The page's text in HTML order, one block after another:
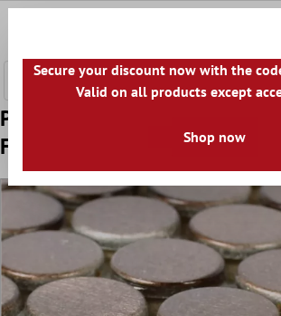
Padrão de Azulejo Mosaico
Fantom Botão Bronze
Secure your discount now with the
Valid on all products except
Shop now